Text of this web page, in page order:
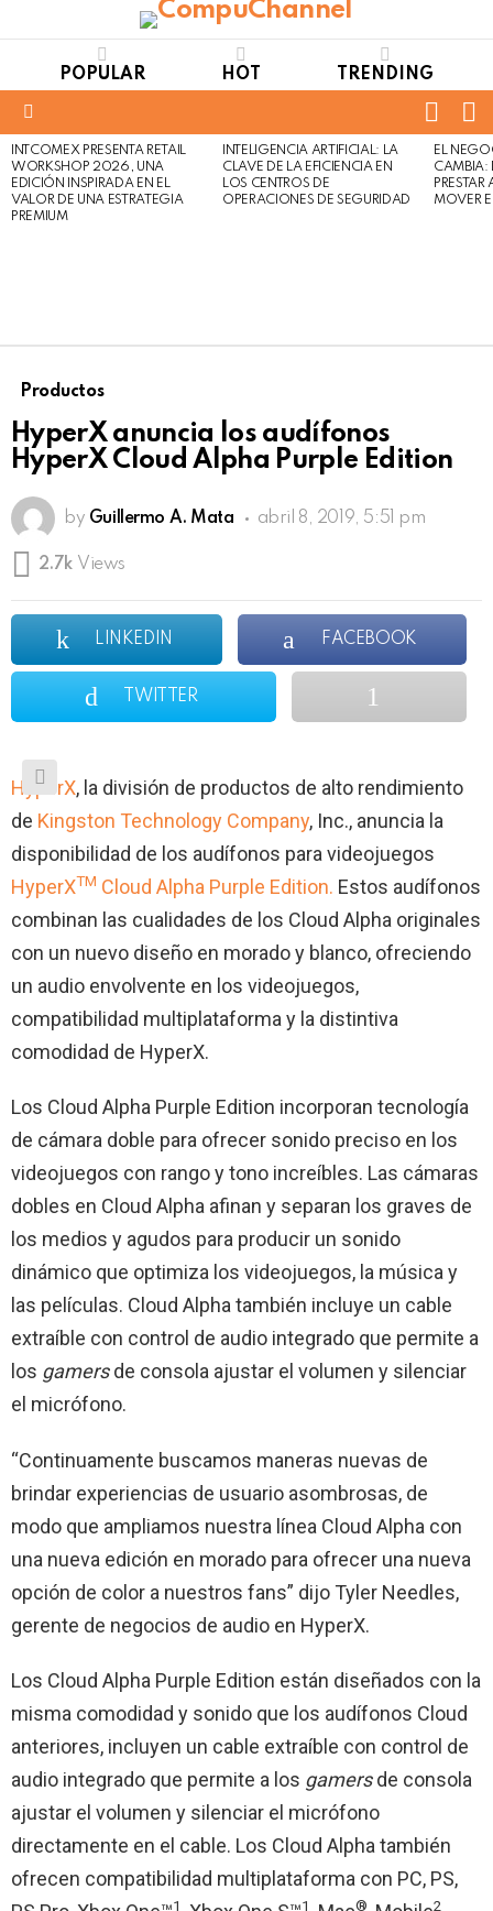
POPULAR HOT TRENDING
LATEST
STORIES
INTCOMEX PRESENTA RETAIL
WORKSHOP 2026, UNA
EDICIÓN INSPIRADA EN EL
VALOR DE UNA ESTRATEGIA
PREMIUM
INTELIGENCIA ARTIFICIAL: LA
CLAVE DE LA EFICIENCIA EN
LOS CENTROS DE
OPERACIONES DE SEGURIDAD
EL
CAMBIA:
MOVER
Productos
HyperX anuncia los audífonos
HyperX Cloud Alpha Purple Edition
by Guillermo A. Mata abril 8, 2019, 5:51 pm
2.7k Views
LINKEDIN FACEBOOK
TWITTER
HyperX, la división de productos de alto rendimiento
de Kingston Technology Company, Inc., anuncia la
disponibilidad de los audífonos para videojuegos
HyperXTM Cloud Alpha Purple Edition. Estos audífonos
combinan las cualidades de los Cloud Alpha originales
con un nuevo diseño en morado y blanco, ofreciendo
un audio envolvente en los videojuegos,
compatibilidad multiplataforma y la distintiva
comodidad de HyperX.
Los Cloud Alpha Purple Edition incorporan tecnología
de cámara doble para ofrecer sonido preciso en los
videojuegos con rango y tono increíbles. Las cámaras
dobles en Cloud Alpha afinan y separan los graves de
los medios y agudos para producir un sonido
dinámico que optimiza los videojuegos, la música y
las películas. Cloud Alpha también incluye un cable
extraíble con control de audio integrado que permite a
los gamersde consola ajustar el volumen y silenciar
el micrófono.
“Continuamente buscamos maneras nuevas de
brindar experiencias de usuario asombrosas, de
modo que ampliamos nuestra línea Cloud Alpha con
una nueva edición en morado para ofrecer una nueva
opción de color a nuestros fans” dijo Tyler Needles,
gerente de negocios de audio en HyperX.
Los Cloud Alpha Purple Edition están diseñados con la
misma comodidad y sonido que los audífonos Cloud
anteriores, incluyen un cable extraíble con control de
audio integrado que permite a los gamersde consola
ajustar el volumen y silenciar el micrófono
directamente en el cable. Los Cloud Alpha también
ofrecen compatibilidad multiplataforma con PC, PS,
1 1 ® 2